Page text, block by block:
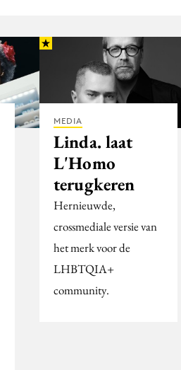
MEDIA
Linda. laat
L'Homo
terugkeren
Hernieuwde,
crossmediale versie van
het merk voor de
LHBTQIA+
community.